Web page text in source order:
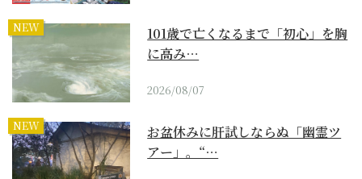
NEW
101歳で亡くなるまで「初心」を胸
に高み…
2026/08/07
NEW
お盆休みに肝試しならぬ「幽霊ツ
アー」。“…